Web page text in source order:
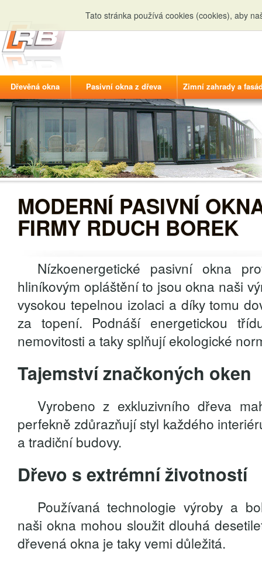
Dřevěná okna Pasivní okna z dřeva Zimní zahrady a
MODERNÍ PASIVNÍ
FIRMY RDUCH BOREK
Nízkoenergetické pasivní okna
hliníkovým opláštění to jsou okna naši
vysokou tepelnou izolaci a díky tomu
za topení. Podnáší energetickou
nemovitosti a taky splňují ekologické
Tajemství značkoných oken
Vyrobeno z exkluzivního dřeva
perfekně zdůrazňují styl každého
a tradiční budovy.
Dřevo s extrémní životností
Používaná technologie výroby a
naši okna mohou sloužit dlouhá
dřevená okna je taky vemi důležitá.
Tato stránka používá cookies (cookies), aby